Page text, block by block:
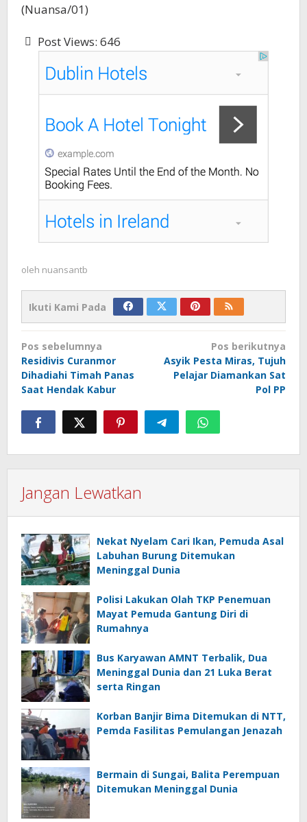
(Nuansa/01)
Post Views: 646
oleh nuansantb
Ikuti Kami Pada
Navigasi
pos
Pos sebelumnya
Residivis Curanmor
Dihadiahi Timah Panas
Saat Hendak Kabur
Pos berikutnya
Asyik Pesta Miras, Tujuh
Pelajar Diamankan Sat
Pol PP
Jangan Lewatkan
Nekat Nyelam Cari Ikan, Pemuda Asal
Labuhan Burung Ditemukan
Meninggal Dunia
Polisi Lakukan Olah TKP Penemuan
Mayat Pemuda Gantung Diri di
Rumahnya
Bus Karyawan AMNT Terbalik, Dua
Meninggal Dunia dan 21 Luka Berat
serta Ringan
Korban Banjir Bima Ditemukan di NTT,
Pemda Fasilitas Pemulangan Jenazah
Bermain di Sungai, Balita Perempuan
Ditemukan Meninggal Dunia